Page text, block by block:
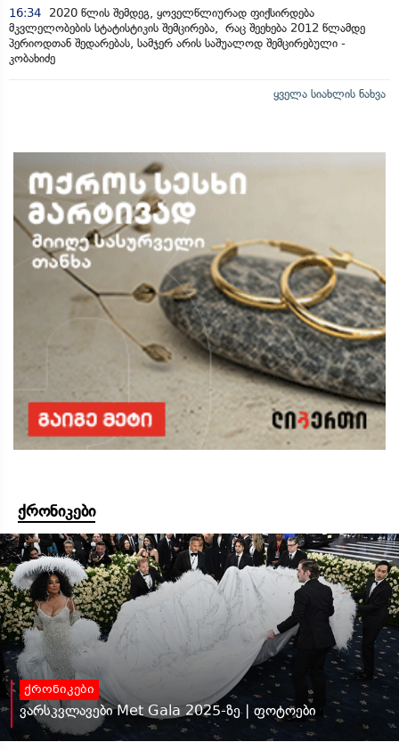
16:34
2020 წლის შემდეგ, ყოველწლიურად ფიქსირდება
მკვლელობების სტატისტიკის შემცირება, რაც შეეხება 2012 წლამდე
პერიოდთან შედარებას, სამჯერ არის საშუალოდ შემცირებული -
კობახიძე
ყველა სიახლის ნახვა
ქრონიკები
ქრონიკები
ვარსკვლავები Met Gala 2025-ზე | ფოტოები